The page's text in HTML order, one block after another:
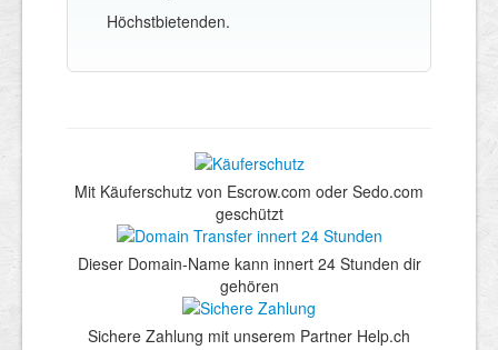
Höchstbietenden.
Mit Käuferschutz von Escrow.com oder Sedo.com
geschützt
Dieser Domain-Name kann innert 24 Stunden dir
gehören
Sichere Zahlung mit unserem Partner Help.ch